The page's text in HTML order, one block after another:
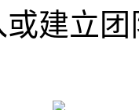
建立